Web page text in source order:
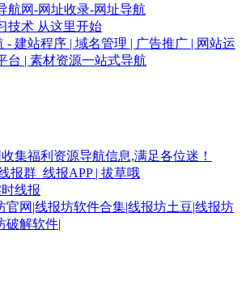
航网-网址收录-网址导航
技术 从这里开始
- 建站程序 | 域名管理 | 广告推广 | 网站运
台 | 素材资源一站式导航
集福利资源导航信息,满足各位迷！
报群_线报APP | 拔草哦
线报
官网|线报坊软件合集|线报坊土豆|线报坊
破解软件|